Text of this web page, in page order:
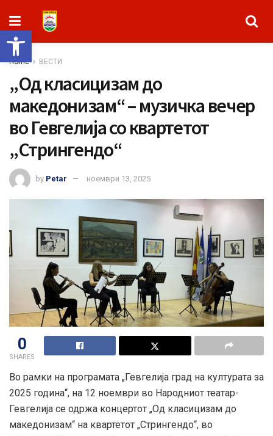
Open toolbar
Home ВЕСТИ
„Од класицизам до
македонизам“ – музичка вечер
во Гевгелија со квартетот
„Стрингендо“
by Petar ноември 13, 2025
0
SHARES
Во рамки на програмата „Гевгелија град на културата за
2025 година“, на 12 ноември во Народниот театар-
Гевгелија се одржа концертот „Од класицизам до
македонизам“ на квартетот „Стрингендо“, во